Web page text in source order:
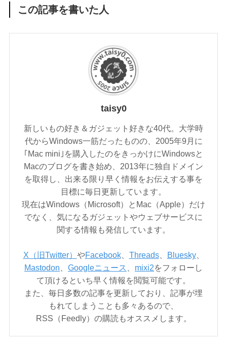
この記事を書いた人
taisy0
新しいもの好き＆ガジェット好きな40代。大学時
代からWindows一筋だったものの、2005年9月に
｢Mac mini｣を購入したのをきっかけにWindowsと
Macのブログを書き始め、2013年に独自ドメイン
を取得し、出来る限り早く情報をお伝えする事を
目標に毎日更新しています。
現在はWindows（Microsoft）とMac（Apple）だけ
でなく、気になるガジェットやウェブサービスに
関する情報も発信しています。
X（旧Twitter） やFacebook、 Threads、 Bluesky、
Mastodon
Googleニュース mixi2をフォローし
て頂けるといち早く情報を閲覧可能です。
また、毎日多数の記事を更新しており、記事が埋
もれてしまうことも多々あるので、
RSS（Feedly）の購読もオススメします。